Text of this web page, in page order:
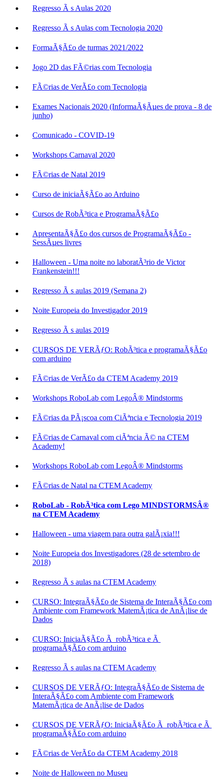
Regresso Ã s Aulas 2020
Regresso Ã s Aulas com Tecnologia 2020
FormaÃ§Ã£o de turmas 2021/2022
Jogo 2D das FÃ©rias com Tecnologia
FÃ©rias de VerÃ£o com Tecnologia
Exames Nacionais 2020 (InformaÃ§Ãµes de prova - 8 de
junho)
Comunicado - COVID-19
Workshops Carnaval 2020
FÃ©rias de Natal 2019
Curso de iniciaÃ§Ã£o ao Arduino
Cursos de RobÃ³tica e ProgramaÃ§Ã£o
ApresentaÃ§Ã£o dos cursos de ProgramaÃ§Ã£o -
SessÃµes livres
Halloween - Uma noite no laboratÃ³rio de Victor
Frankenstein!!!
Regresso Ã s aulas 2019 (Semana 2)
Noite Europeia do Investigador 2019
Regresso Ã s aulas 2019
CURSOS DE VERÃƒO: RobÃ³tica e programaÃ§Ã£o
com arduino
FÃ©rias de VerÃ£o da CTEM Academy 2019
Workshops RoboLab com LegoÂ® Mindstorms
FÃ©rias da PÃ¡scoa com CiÃªncia e Tecnologia 2019
FÃ©rias de Carnaval com ciÃªncia Ã© na CTEM
Academy!
Workshops RoboLab com LegoÂ® Mindstorms
FÃ©rias de Natal na CTEM Academy
RoboLab - RobÃ³tica com Lego MINDSTORMSÂ®
na CTEM Academy
Halloween - uma viagem para outra galÃ¡xia!!!
Noite Europeia dos Investigadores (28 de setembro de
2018)
Regresso Ã s aulas na CTEM Academy
CURSO: IntegraÃ§Ã£o de Sistema de InteraÃ§Ã£o com
Ambiente com Framework MatemÃ¡tica de AnÃ¡lise de
Dados
CURSO: IniciaÃ§Ã£o Ã robÃ³tica e Ã
programaÃ§Ã£o com arduino
Regresso Ã s aulas na CTEM Academy
CURSOS DE VERÃƒO: IntegraÃ§Ã£o de Sistema de
InteraÃ§Ã£o com Ambiente com Framework
MatemÃ¡tica de AnÃ¡lise de Dados
CURSOS DE VERÃƒO: IniciaÃ§Ã£o Ã robÃ³tica e Ã
programaÃ§Ã£o com arduino
FÃ©rias de VerÃ£o da CTEM Academy 2018
Noite de Halloween no Museu